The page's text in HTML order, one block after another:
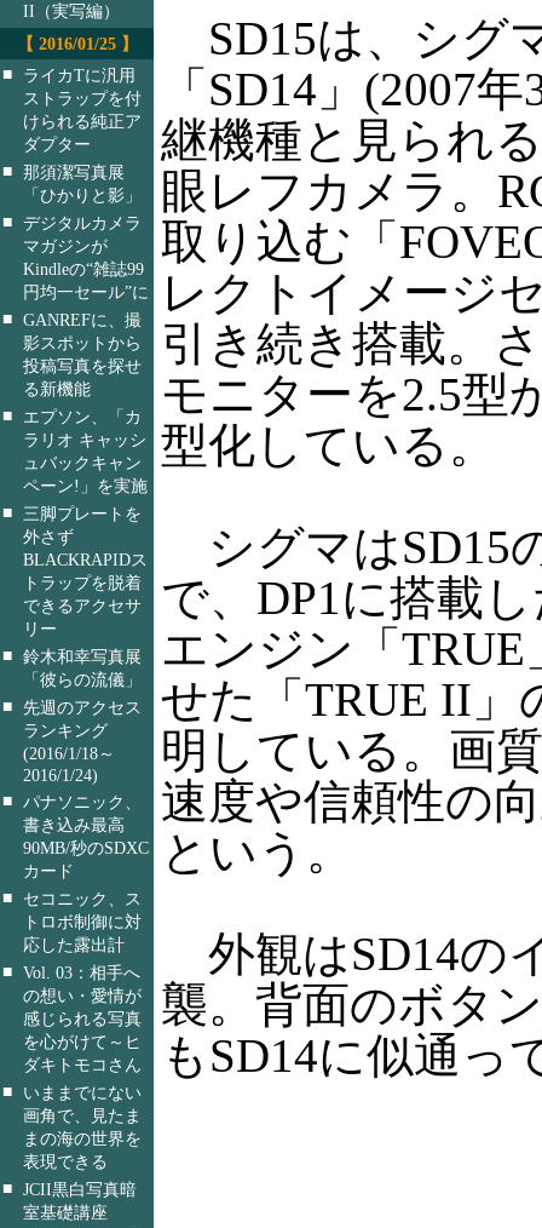
II（実写編）
【 2016/01/25 】
■
ライカTに汎用
ストラップを付
けられる純正ア
ダプター
■ 那須潔写真展
「ひかりと影」
■ デジタルカメラ
マガジンが
Kindleの“雑誌99
円均一セール”に
■ GANREFに、撮
影スポットから
投稿写真を探せ
る新機能
■
エプソン、「カ
ラリオ キャッシ
ュバックキャン
ペーン!」を実施
■ 三脚プレートを
外さず
BLACKRAPIDス
トラップを脱着
できるアクセサ
リー
■ 鈴木和幸写真展
「彼らの流儀」
■ 先週のアクセス
ランキング
(2016/1/18～
2016/1/24)
■ パナソニック、
書き込み最高
90MB/秒のSDXC
カード
■
セコニック、ス
トロボ制御に対
応した露出計
■ Vol. 03：相手へ
の想い・愛情が
感じられる写真
を心がけて～ヒ
ダキトモコさん
■
いままでにない
画角で、見たま
まの海の世界を
表現できる
■ JCII黒白写真暗
室基礎講座
SD15は、シグ
「SD14」(2007
継機種と見られ
眼レフカメラ。
取り込む「
レクトイメージ
引き続き搭載。
モニターを2.5型
型化している。
シグマはSD15
で、DP1に搭載
エンジン「
せた「TRUE II」
明している。画
速度や信頼性の
という。
外観はSD14の
襲。背面のボタ
もSD14に似通っ